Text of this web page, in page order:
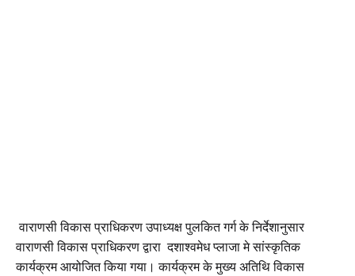
वाराणसी विकास प्राधिकरण उपाध्यक्ष पुलकित गर्ग के निर्देशानुसार
वाराणसी विकास प्राधिकरण द्वारा दशाश्वमेध प्लाजा मे सांस्कृतिक
कार्यक्रम आयोजित किया गया। कार्यक्रम के मुख्य अतिथि विकास